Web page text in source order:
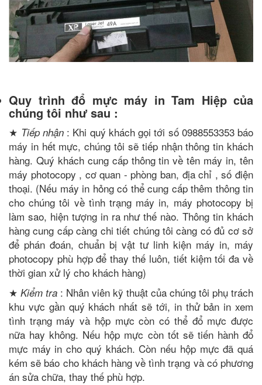
Quy trình đổ mực máy in Tam Hiệp của
chúng tôi như sau :
★ Tiếp nhận: Khi quý khách gọi tới số 0988553353 báo
máy in hết mực, chúng tôi sẽ tiếp nhận thông tin khách
hàng. Quý khách cung cấp thông tin về tên máy in, tên
máy photocopy , cơ quan - phòng ban, địa chỉ , số điện
thoại. (Nếu máy in hỏng có thể cung cấp thêm thông tin
cho chúng tôi về tình trạng máy in, máy photocopy bị
làm sao, hiện tượng in ra như thế nào. Thông tin khách
hàng cung cấp càng chi tiết chúng tôi càng có đủ cơ sở
để phán đoán, chuẩn bị vật tư linh kiện máy in, máy
photocopy phù hợp để thay thế luôn, tiết kiệm tối đa về
thời gian xử lý cho khách hàng)
★ Kiểm tra : Nhân viên kỹ thuật của chúng tôi phụ trách
khu vực gần quý khách nhất sẽ tới, in thử bản in xem
tình trạng máy và hộp mực còn có thể đổ mực được
nữa hay không. Nếu hộp mực còn tốt sẽ tiến hành đổ
mực máy in cho quý khách. Còn nếu hộp mực đã quá
kém sẽ báo cho khách hàng về tình trạng và có phương
án sửa chữa, thay thế phù hợp.